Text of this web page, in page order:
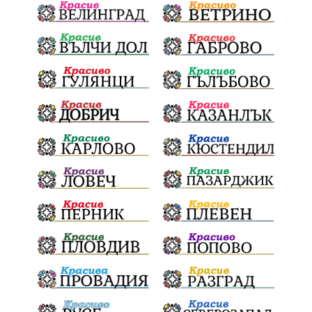
ФолклоренФестивал умишленпалеж
разследване ОДЗемеделие ЕдвинХасан
ШуменскаОбластГЕРБ БезЧадър
ШуменскоПлато Ветропаркове
ОбщинскиСъвет ИранБългария
Индустриализация
БългарскотоМашиностроене ПравилаЗаВсички
ТониСтораро НеправилноПаркиране Булинг